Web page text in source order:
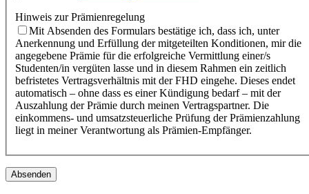
Hinweis zur Prämienregelung
Mit Absenden des Formulars bestätige ich, dass ich, unter
Anerkennung und Erfüllung der mitgeteilten Konditionen, mir die
angegebene Prämie für die erfolgreiche Vermittlung einer/s
Studenten/in vergüten lasse und in diesem Rahmen ein zeitlich
befristetes Vertragsverhältnis mit der FHD eingehe. Dieses endet
automatisch – ohne dass es einer Kündigung bedarf – mit der
Auszahlung der Prämie durch meinen Vertragspartner. Die
einkommens- und umsatzsteuerliche Prüfung der Prämienzahlung
liegt in meiner Verantwortung als Prämien-Empfänger.
Absenden